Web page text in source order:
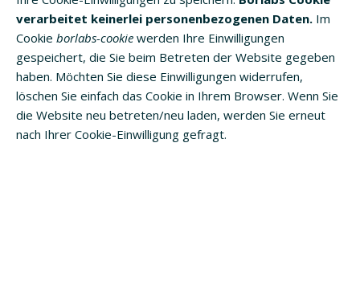
verarbeitet keinerlei personenbezogenen Daten. Im
Cookie borlabs-cookie werden Ihre Einwilligungen
gespeichert, die Sie beim Betreten der Website gegeben
haben. Möchten Sie diese Einwilligungen widerrufen,
löschen Sie einfach das Cookie in Ihrem Browser. Wenn Sie
die Website neu betreten/neu laden, werden Sie erneut
nach Ihrer Cookie-Einwilligung gefragt.